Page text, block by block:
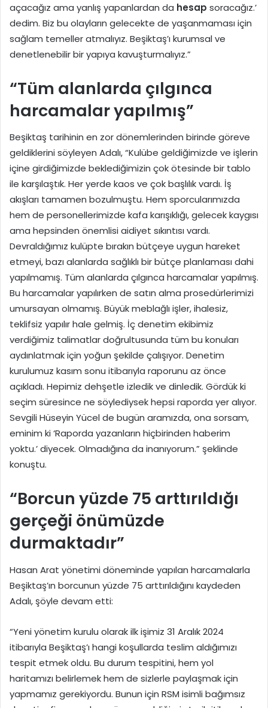
açacağız ama yanlış yapanlardan da hesap soracağız.’
dedim. Biz bu olayların gelecekte de yaşanmaması için
sağlam temeller atmalıyız. Beşiktaş’ı kurumsal ve
denetlenebilir bir yapıya kavuşturmalıyız.”
“Tüm alanlarda çılgınca
harcamalar yapılmış”
Beşiktaş tarihinin en zor dönemlerinden birinde göreve
geldiklerini söyleyen Adalı, “Kulübe geldiğimizde ve işlerin
içine girdiğimizde beklediğimizin çok ötesinde bir tablo
ile karşılaştık. Her yerde kaos ve çok başlılık vardı. İş
akışları tamamen bozulmuştu. Hem sporcularımızda
hem de personellerimizde kafa karışıklığı, gelecek kaygısı
ama hepsinden önemlisi aidiyet sıkıntısı vardı.
Devraldığımız kulüpte bırakın bütçeye uygun hareket
etmeyi, bazı alanlarda sağlıklı bir bütçe planlaması dahi
yapılmamış. Tüm alanlarda çılgınca harcamalar yapılmış.
Bu harcamalar yapılırken de satın alma prosedürlerimizi
umursayan olmamış. Büyük meblağlı işler, ihalesiz,
teklifsiz yapılır hale gelmiş. İç denetim ekibimiz
verdiğimiz talimatlar doğrultusunda tüm bu konuları
aydınlatmak için yoğun şekilde çalışıyor. Denetim
kurulumuz kasım sonu itibarıyla raporunu az önce
açıkladı. Hepimiz dehşetle izledik ve dinledik. Gördük ki
seçim süresince ne söylediysek hepsi raporda yer alıyor.
Sevgili Hüseyin Yücel de bugün aramızda, ona sorsam,
eminim ki ‘Raporda yazanların hiçbirinden haberim
yoktu.’ diyecek. Olmadığına da inanıyorum.” şeklinde
konuştu.
“Borcun yüzde 75 arttırıldığı
gerçeği önümüzde
durmaktadır”
Hasan Arat yönetimi döneminde yapılan harcamalarla
Beşiktaş’ın borcunun yüzde 75 arttırıldığını kaydeden
Adalı, şöyle devam etti:
“Yeni yönetim kurulu olarak ilk işimiz 31 Aralık 2024
itibarıyla Beşiktaş’ı hangi koşullarda teslim aldığımızı
tespit etmek oldu. Bu durum tespitini, hem yol
haritamızı belirlemek hem de sizlerle paylaşmak için
yapmamız gerekiyordu. Bunun için RSM isimli bağımsız